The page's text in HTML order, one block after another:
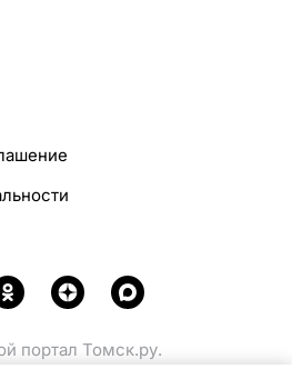
портал Томск.ру.